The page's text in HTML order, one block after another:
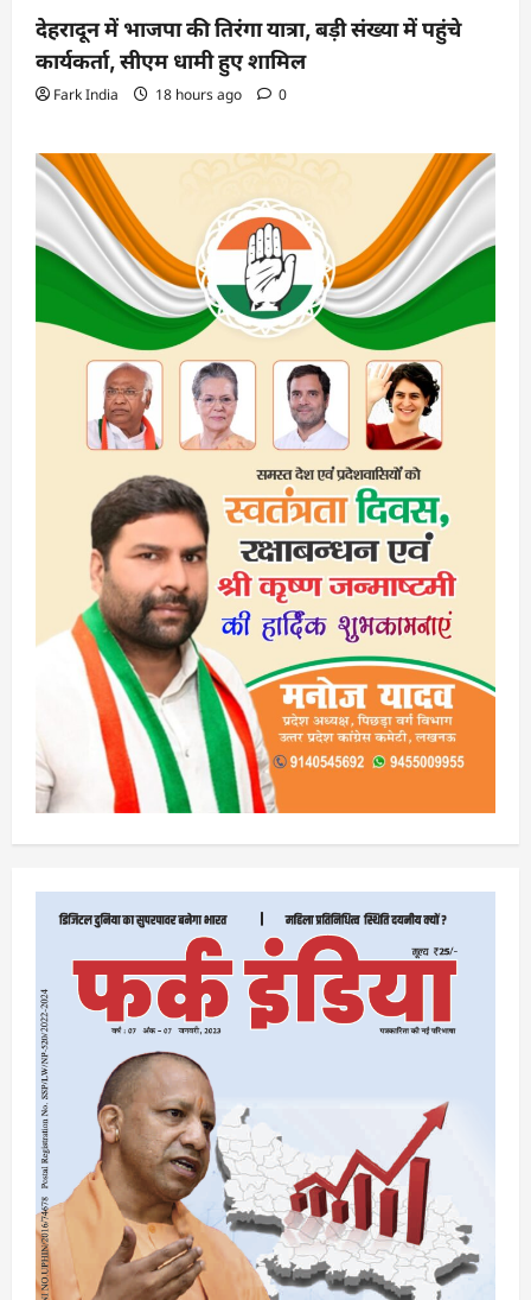
देहरादून में भाजपा की तिरंगा यात्रा, बड़ी संख्या में पहुंचे
कार्यकर्ता, सीएम धामी हुए शामिल
Fark India 18 hours ago 0